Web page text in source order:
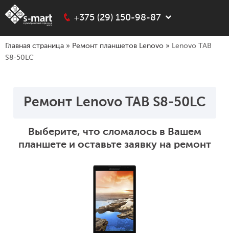
+375 (29) 150-98-87
Главная страница » Ремонт планшетов Lenovo » Lenovo TAB
S8-50LC
Ремонт Lenovo TAB S8-50LC
Выберите, что сломалось в Вашем
планшете и оставьте заявку на ремонт